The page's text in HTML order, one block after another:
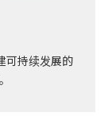
可持续发展的